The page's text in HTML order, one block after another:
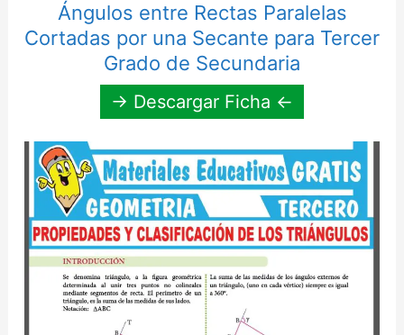
Ángulos entre Rectas Paralelas
Cortadas por una Secante para Tercer
Grado de Secundaria
→ Descargar Ficha ←